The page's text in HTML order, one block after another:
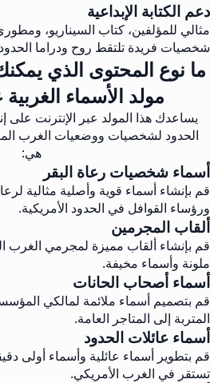
دعم الكتابة الإبداعية
مثالي للمؤلفين، كتاب السيناريو،
شخصيات فريدة تلتقط روح ودراما الحدود
ما نوع المحتوى الذي
مولد الأسماء
يساعدك هذا المولد عبر الإنترنت على
الحدود لشخصيات ووضعيات الغرب
هي:
أسماء شخصيات رعاة البقر
قم بإنشاء أسماء قوية وأصلية مثالية
ورؤساء القوافل في الحدود الأمريكية.
ألقاب المجرمين
قم بإنشاء ألقاب مميزة لمجرمي
ملونة وأسماء مخيفة.
أسماء أصحاب الحانات
قم بتصميم أسماء ملائمة لمالكي
المتربة إلى المتاجر العامة.
أسماء عائلات الحدود
قم بتطوير أسماء عائلية وأسماء أولى
تستقر في الغرب الأمريكي.